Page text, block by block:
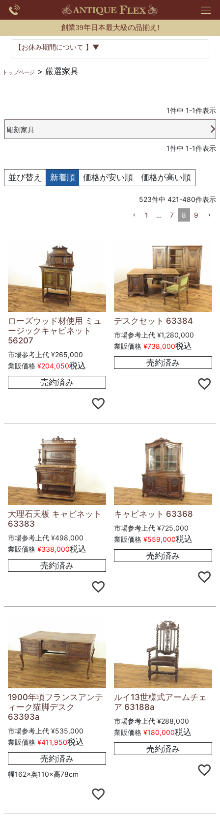
創業39年日本最大級の品揃え!
【お休み期間について 】▼
トップページ 厳選家具
1件中 1-1件表示
彫刻家具
1件中 1-1件表示
並び替え 新着順 価格が安い順 価格が高い順
523件中 421-480件表示
1
… 7 8 9
ローズウッド材使用 ミュ
ージックキャビネット
56207
市場参考上代 ¥265,000
業販価格 ¥204,050税込
売約済み
デスクセット 63384
市場参考上代 ¥1,280,000
業販価格 ¥738,000税込
売約済み
大理石天板 キャビネット
63383
市場参考上代 ¥498,000
業販価格 ¥338,000税込
売約済み
キャビネット 63368
市場参考上代 ¥725,000
業販価格 ¥559,000税込
売約済み
1900年頃フランスアンテ
ィーク猫脚デスク
63393a
市場参考上代 ¥535,000
業販価格 ¥411,950税込
売約済み
幅162×奥110×高78cm
ルイ13世様式アームチェ
ア 63188a
市場参考上代 ¥288,000
業販価格 ¥180,000税込
売約済み